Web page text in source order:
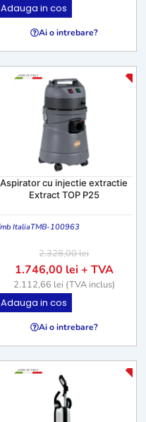
Adauga in cos
Ai o intrebare?
-
Aspirator cu injectie extractie
Extract TOP P25
ItaliaTMB-100963
2.328,00lei
1.746,00 lei+ TVA
2.112,66 lei (TVA inclus)
Adauga in cos
Ai o intrebare?
-